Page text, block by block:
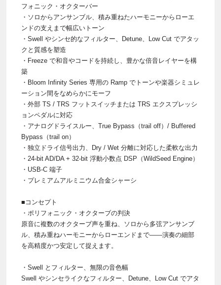
フォニック・オクターバー
・ソロからアンサンブル、積み重ねたハーモニーからローエ
ンドの支えまで幅広いトーン
・Swell やシンセ的なフィルター、Detune、Low Cut でアタッ
クと質感を塑造
・Freeze で和音やコードを持続し、豊かな倍音レイヤーを構
築
・Bloom Infinity Series 専用の Ramp でトーンや楽器シミュレ
ーション間をなめらかにモーフ
・外部 TS / TRS フットスイッチまたは TRS エクスプレッシ
ョンペダルに対応
・アナログドライスルー、True Bypass（trail off）/ Buffered
Bypass（trail on）
・独立ドライ信号出力、Dry / Wet 分離に対応した柔軟な出力
・24-bit AD/DA + 32-bit 浮動小数点 DSP（WildSeed Engine）
・USB-C 端子
・プレミアムアルミニウム合金シャーシ
■コンセプト
・ポリフォニック・オクターブの判決
原音に複数のオクターブ声を重ね、ソロから多弦アンサンブ
ル、積み重ねハーモニーからローエンドまで——演奏の細部
を高精度かつ安定して捉えます。
・Swell とフィルター、無限の音色幅
Swell やシンセライクなフィルター、Detune、Low Cut でアタ